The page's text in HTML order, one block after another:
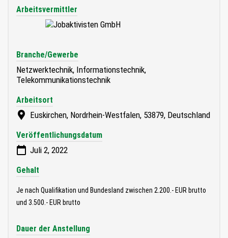
Arbeitsvermittler
Branche/Gewerbe
Netzwerktechnik, Informationstechnik,
Telekommunikationstechnik
Arbeitsort
Euskirchen, Nordrhein-Westfalen, 53879, Deutschland
Veröffentlichungsdatum
Juli 2, 2022
Gehalt
Je nach Qualifikation und Bundesland zwischen 2.200.- EUR brutto
und 3.500.- EUR brutto
Dauer der Anstellung